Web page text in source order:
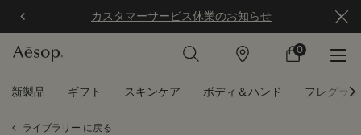
カスタマーサービス休業のお知らせ
店
カ
0
0 カート内の製
新製品 ギフト スキンケア ボディ＆ハンド フレグラ
ライブラリー に戻る